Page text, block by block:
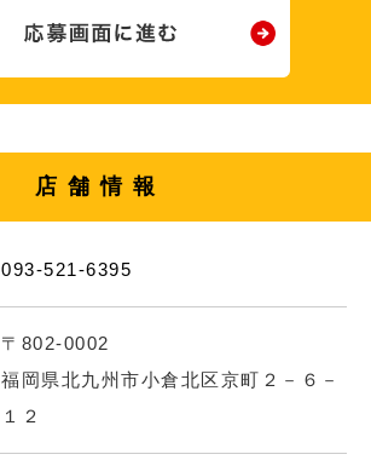
店舗情報
093-521-6395
〒802-0002
福岡県北九州市小倉北区京町２－６－
１２